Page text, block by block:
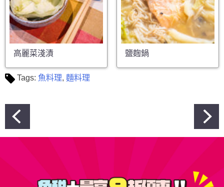
高麗菜淺漬 鹽麴鍋
Tags: 魚料理, 麵料理
文
章